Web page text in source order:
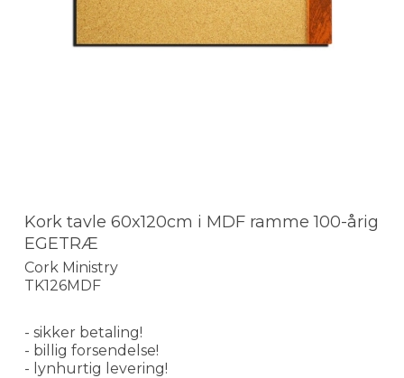
Kork tavle 60x120cm i MDF ramme 100-årig
EGETRÆ
Cork Ministry
TK126MDF
- sikker betaling!
- billig forsendelse!
- lynhurtig levering!